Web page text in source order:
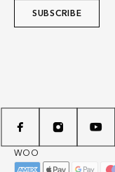
WOO